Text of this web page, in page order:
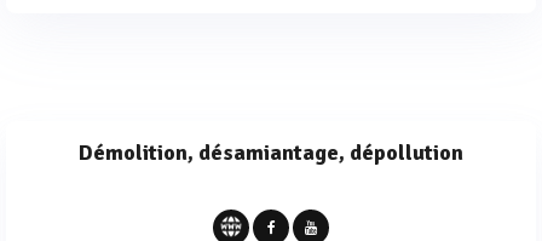
Démolition, désamiantage, dépollution